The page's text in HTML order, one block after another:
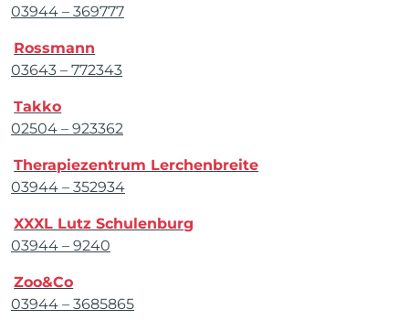
03944 – 369777
Rossmann
03643 – 772343
Takko
02504 – 923362
Therapiezentrum Lerchenbreite
03944 – 352934
XXXL Lutz Schulenburg
03944 – 9240
Zoo&Co
03944 – 3685865